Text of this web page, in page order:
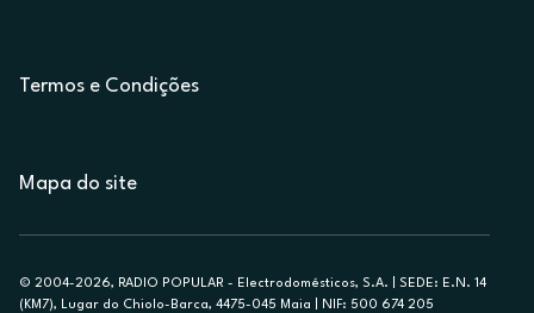
Termos e Condições
Mapa do site
© 2004-2026, RADIO POPULAR - Electrodomésticos, S.A. | SEDE: E.N. 14
(KM7), Lugar do Chiolo-Barca, 4475-045 Maia | NIF: 500 674 205